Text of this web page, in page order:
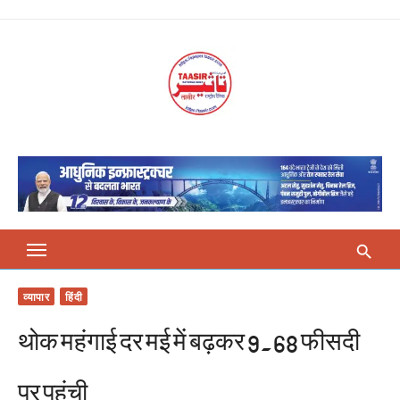
व्यापार हिंदी
थोक महंगाई दर मई में बढ़कर 9.68 फीसदी